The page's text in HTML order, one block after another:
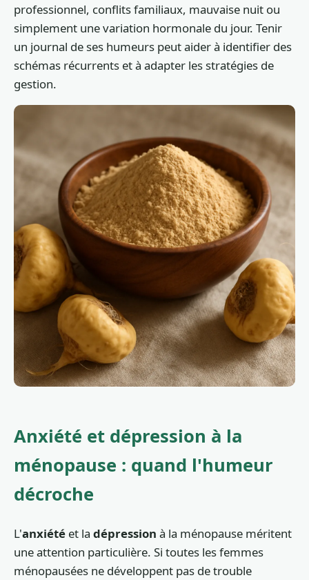
professionnel, conflits familiaux, mauvaise nuit ou
simplement une variation hormonale du jour. Tenir
un journal de ses humeurs peut aider à identifier des
schémas récurrents et à adapter les stratégies de
gestion.
Anxiété et dépression à la
ménopause : quand l'humeur
décroche
L'anxiété et la dépression à la ménopause méritent
une attention particulière. Si toutes les femmes
ménopausées ne développent pas de trouble